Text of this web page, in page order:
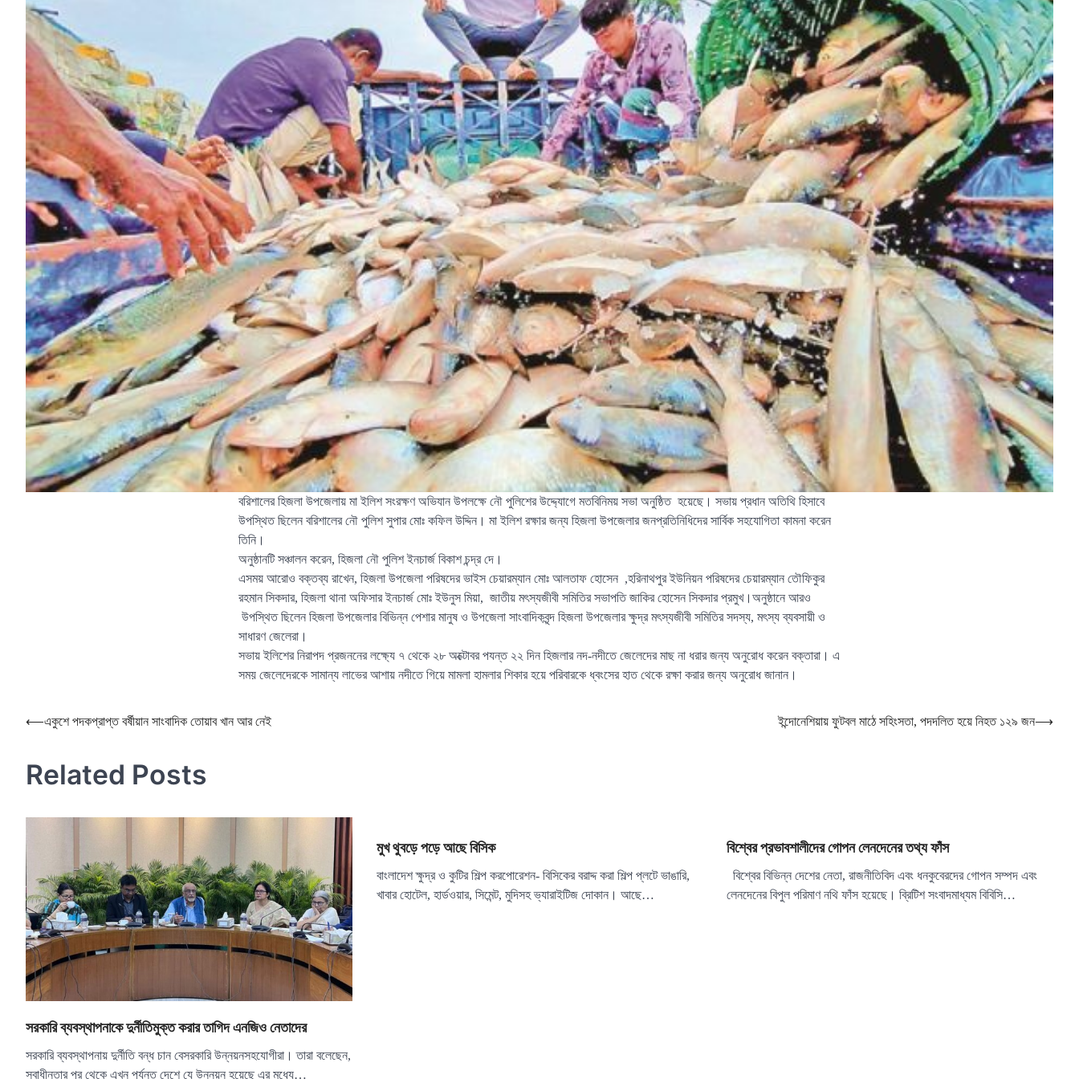
বরিশালের হিজলা উপজেলায় মা ইলিশ সংরক্ষণ অভিযান উপলক্ষে নৌ পুলিশের উদ্দ্যোগে মতবিনিময় সভা অনুষ্ঠিত হয়েছে। সভায় প্রধান অতিথি হিসাবে
উপস্থিত ছিলেন বরিশালের নৌ পুলিশ সুপার মোঃ কফিল উদ্দিন। মা ইলিশ রক্ষার জন্য হিজলা উপজেলার জনপ্রতিনিধিদের সার্বিক সহযোগিতা কামনা করেন
তিনি।
অনুষ্ঠানটি সঞ্চালন করেন, হিজলা নৌ পুলিশ ইনচার্জ বিকাশ চন্দ্র দে।
এসময় আরোও বক্তব্য রাখেন, হিজলা উপজেলা পরিষদের ভাইস চেয়ারম্যান মোঃ আলতাফ হোসেন ,হরিনাথপুর ইউনিয়ন পরিষদের চেয়ারম্যান তৌফিকুর
রহমান সিকদার, হিজলা থানা অফিসার ইনচার্জ মোঃ ইউনুস মিয়া, জাতীয় মৎস্যজীবী সমিতির সভাপতি জাকির হোসেন সিকদার প্রমুখ।অনুষ্ঠানে আরও
উপস্থিত ছিলেন হিজলা উপজেলার বিভিন্ন পেশার মানুষ ও উপজেলা সাংবাদিকবৃন্দ হিজলা উপজেলার ক্ষুদ্র মৎস্যজীবী সমিতির সদস্য, মৎস্য ব্যবসায়ী ও
সাধারণ জেলেরা।
সভায় ইলিশের নিরাপদ প্রজননের লক্ষ্যে ৭ থেকে ২৮ অক্টোবর পযন্ত ২২ দিন হিজলার নদ-নদীতে জেলেদের মাছ না ধরার জন্য অনুরোধ করেন বক্তারা। এ
সময় জেলেদেরকে সামান্য লাভের আশায় নদীতে গিয়ে মামলা হামলার শিকার হয়ে পরিবারকে ধ্বংসের হাত থেকে রক্ষা করার জন্য অনুরোধ জানান।
Post
⟵একুশে পদকপ্রাপ্ত বর্ষীয়ান সাংবাদিক তোয়াব খান আর নেই ইন্দোনেশিয়ায় ফুটবল মাঠে সহিংসতা, পদদলিত হয়ে নিহত ১২৯ জন⟶
Related Posts
সরকারি ব্যবস্থাপনাকে দুর্নীতিমুক্ত করার তাগিদ এনজিও নেতাদের
সরকারি ব্যবস্থাপনায় দুর্নীতি বন্ধ চান বেসরকারি উন্নয়নসহযোগীরা। তারা বলেছেন,
স্বাধীনতার পর থেকে এখন পর্যন্ত দেশে যে উন্নয়ন হয়েছে এর মধ্যে…
মুখ থুবড়ে পড়ে আছে বিসিক
বাংলাদেশ ক্ষুদ্র ও কুটির শিল্প করপোরেশন- বিসিকের বরাদ্দ করা শিল্প প্লটে ভাঙারি,
খাবার হোটেল, হার্ডওয়ার, সিমেন্ট, মুদিসহ ভ্যারাইটিজ দোকান। আছে…
বিশ্বের প্রভাবশালীদের গোপন লেনদেনের তথ্য ফাঁস
বিশ্বের বিভিন্ন দেশের নেতা, রাজনীতিবিদ এবং ধনকুবেরদের গোপন সম্পদ এবং
লেনদেনের বিপুল পরিমাণ নথি ফাঁস হয়েছে। ব্রিটিশ সংবাদমাধ্যম বিবিসি…